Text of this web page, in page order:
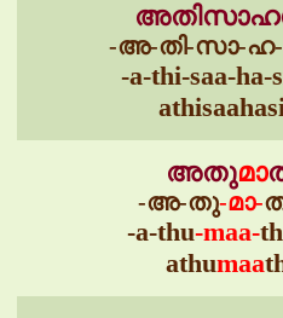
-അ-തി-സാ-
-a-thi-saa-ha-
അതുമാ
-അ-തു-മാ-
-a-thu-maa-
athumaa